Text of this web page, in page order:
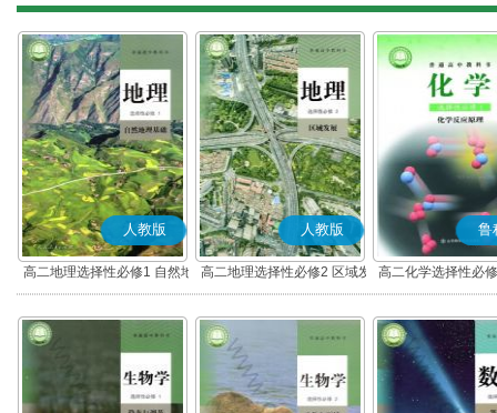
人教版
高二地理选择性必修1 自然地
理基础
人教版
高二地理选择性必修2 区域发
展
鲁
高二化学选择性必
应原理